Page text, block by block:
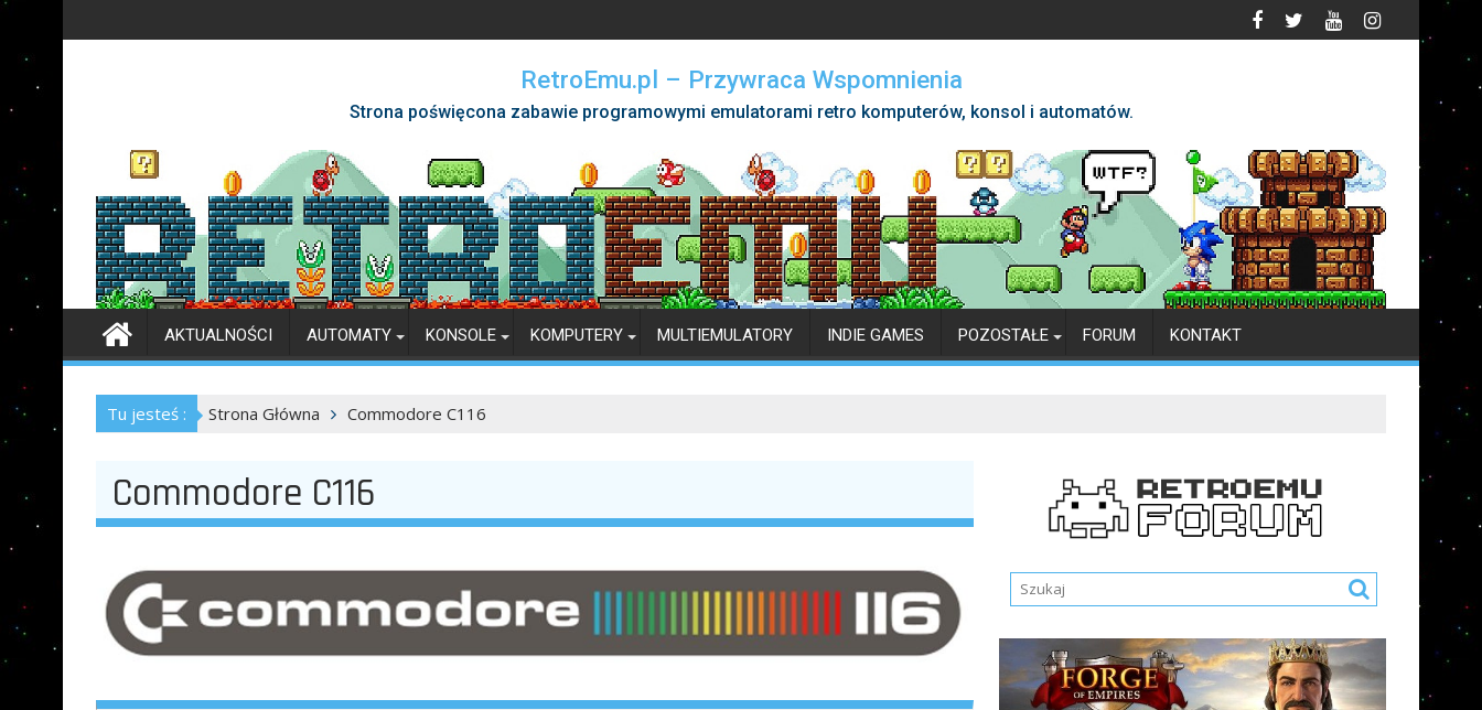
to
RetroEmu.pl – Przywraca Wspomnienia
Strona poświęcona zabawie programowymi emulatorami retro komputerów, konsol i automatów.
AKTUALNOŚCI AUTOMATY KONSOLE KOMPUTERY MULTIEMULATORY INDIE GAMES POZOSTAŁE FORUM KONTAKT
Tu jesteś : Strona Główna Commodore C116
Commodore C116